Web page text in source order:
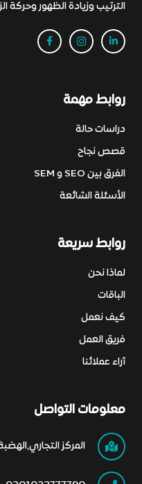
الترتيب وزيادة الظهور وحركة
روابط مهمة
دراسات حالة
قصص نجاح
الفرق بين SEO و SEM
الأسئلة الشائعة
روابط سريعة
لماذا نحن
الباقات
كيف نعمل
فريق العمل
آراء عملائنا
معلومات التواصل
المركز